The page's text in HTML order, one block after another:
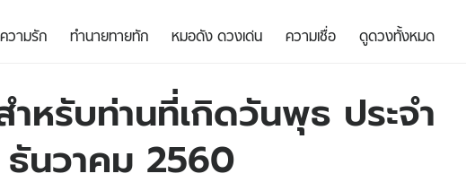
ดูดวง - ตรวจหวย
สถิติหวยไทย
หวยลาว
ไลฟ์สไตล์
วัยรุ่น
ไอที
วามรัก ทํานายทายทัก หมอดัง ดวงเด่น ความเชื่อ ดูดวงทั้งหมด
หรับท่านที่เกิดวันพุธ ประจำ
นวาคม 2560